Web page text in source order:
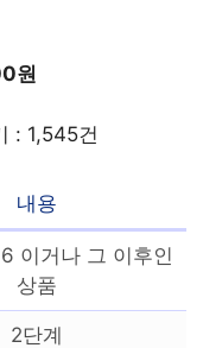
원
: 1,545건
내용
이거나 그 이후인
상품
2단계